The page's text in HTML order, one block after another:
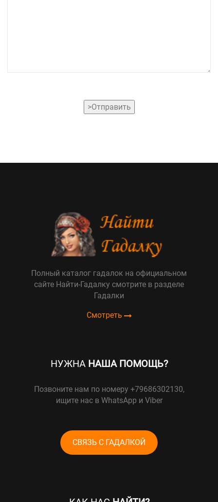
>Отправить
Полный каталог гадалок на официальном
сайте Найти-Гадалку смотрите в разделе
Гадалки
Смотреть
НУЖНА НАША ПОМОЩЬ?
Позвоните нам по номеру +79686302130,
ищите нас в WhatsApp и Viber
СВЯЗЬ С ГАДАЛКОЙ